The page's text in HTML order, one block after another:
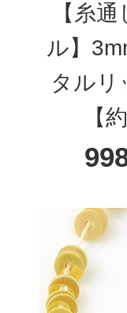
【糸
ル】
タルリ
【